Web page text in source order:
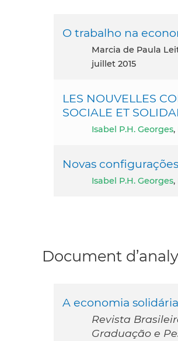
O trabalho na
Marcia de Paula
juillet 2015
LES NOUVELLES
SOCIALE ET
Isabel P.H. Georges,
Novas
Isabel P.H. Georges,
Document
A economia
Revista
Graduação e